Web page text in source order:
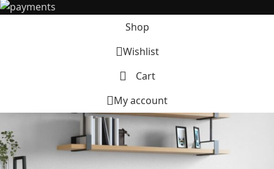
Shop
Wishlist
Cart
My account